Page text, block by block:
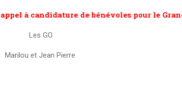
à candidature de bénévoles pour le
Les GO
Marilou et Jean Pierre